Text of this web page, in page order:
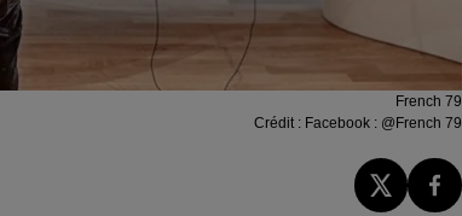
French 79
Crédit : Facebook : @French 79